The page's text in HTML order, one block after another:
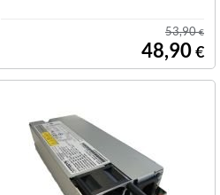
53,90€
48,90€